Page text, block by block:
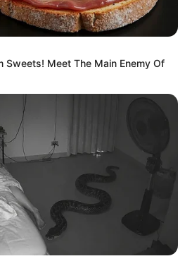
A morosos no le
respirarán deudas en la
nuca: Ley frena en seco a
BANCOS
Ciudadanos no pagarán el
doble: pilas a solución
para cumplir con impuesto
ECONOMÍA DE BOLSILLO
Usuarios de Nequi
tendrían reporte en
Sweets! Meet The Main Enemy Of